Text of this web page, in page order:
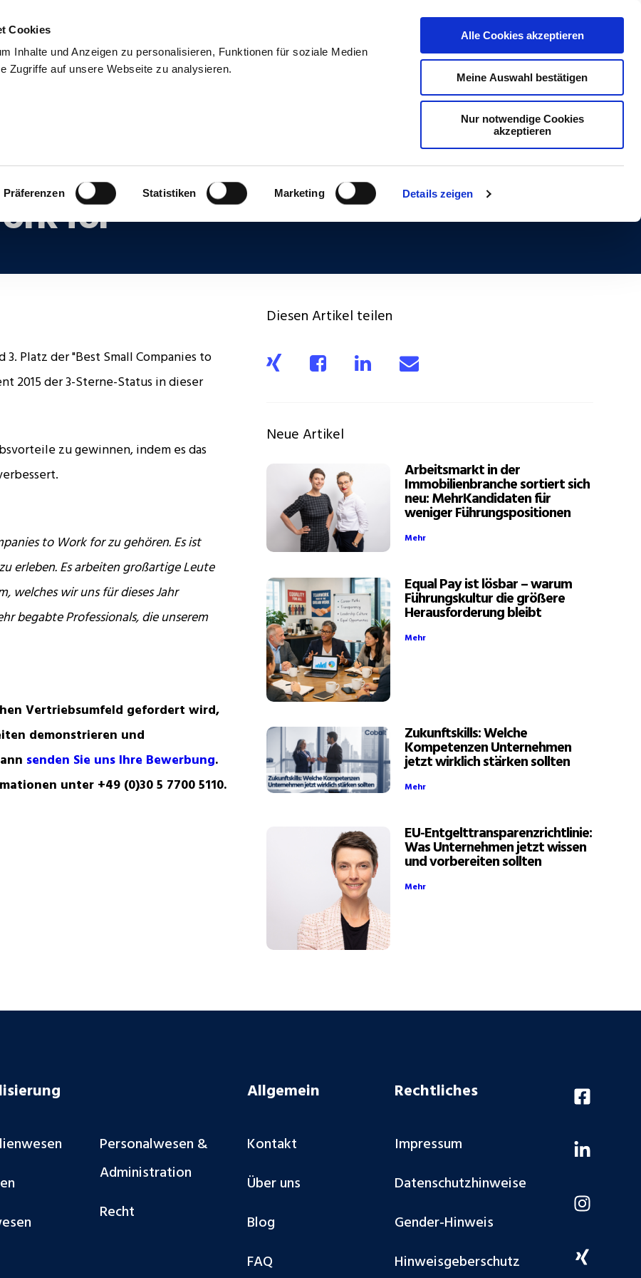
Cookies
Inhalte und Anzeigen zu personalisieren, Funktionen für soziale Medien
Zugriffe auf unsere Webseite zu analysieren.
Präferenzen Statistiken Marketing Details zeigen
Alle Cookies akzeptieren
Meine Auswahl bestätigen
Nur notwendige Cookies
akzeptieren
Blog & Presse DE Initiativ bewerben
zählt 2015 zu den “Best Small
for”
Platz der "Best Small Companies to
2015 der 3-Sterne-Status in dieser
zu gewinnen, indem es das
to Work for zu gehören. Es ist
erleben. Es arbeiten großartige Leute
welches wir uns für dieses Jahr
begabte Professionals, die unserem
Vertriebsumfeld gefordert wird,
demonstrieren und
senden Sie uns Ihre Bewerbung.
unter +49 (0)30 5 7700 5110.
Diesen Artikel teilen
Neue Artikel
Arbeitsmarkt in der
Immobilienbranche sortiert sich
neu: MehrKandidaten für
weniger Führungspositionen
Mehr
Equal Pay ist lösbar – warum
Führungskultur die größere
Herausforderung bleibt
Mehr
Zukunftskills: Welche
Kompetenzen Unternehmen
jetzt wirklich stärken sollten
Mehr
EU-Entgelttransparenzrichtlinie:
Was Unternehmen jetzt wissen
und vorbereiten sollten
Mehr
Personalwesen &
Administration
Recht
Allgemein
Kontakt
Über uns
Blog
FAQ
Rechtliches
Impressum
Datenschutzhinweise
Gender-Hinweis
Hinweisgeberschutz